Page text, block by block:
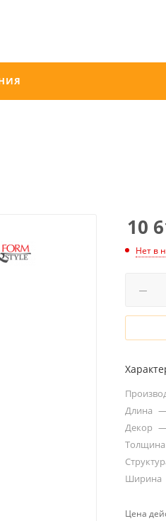
10
Нет в
Длина
Декор
Толщина
Ширина
Цена